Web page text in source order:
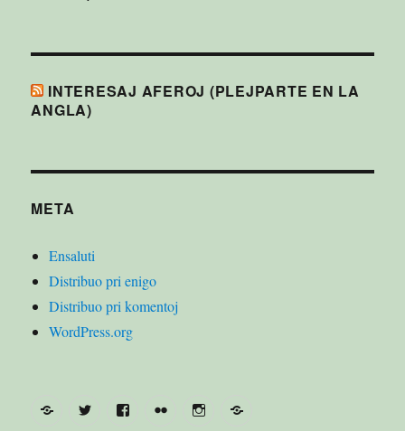
INTERESAJ AFEROJ (PLEJPARTE EN LA
ANGLA)
META
Ensaluti
Distribuo pri enigo
Distribuo pri komentoj
WordPress.org
Mastodono
Twitter FacebookFlickr Instagram